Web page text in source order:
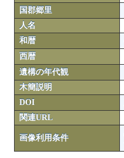
国郡郷里
人名
和暦
西暦
遺構の年代観
木簡説明
DOI
関連URL
画像利用条件